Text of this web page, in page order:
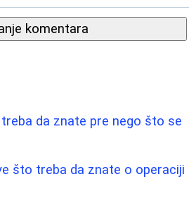
komentara
da znate pre nego što se
što treba da znate o operaciji